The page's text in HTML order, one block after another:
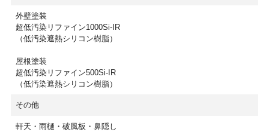
外壁塗装
超低汚染リファイン1000Si-IR
（低汚染遮熱シリコン樹脂）
屋根塗装
超低汚染リファイン500Si-IR
（低汚染遮熱シリコン樹脂）
その他
軒天・雨樋・破風板・鼻隠し